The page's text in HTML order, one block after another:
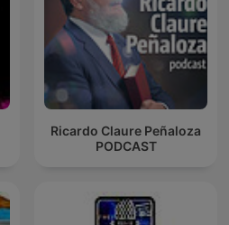
Ricardo Claure Peñaloza
PODCAST